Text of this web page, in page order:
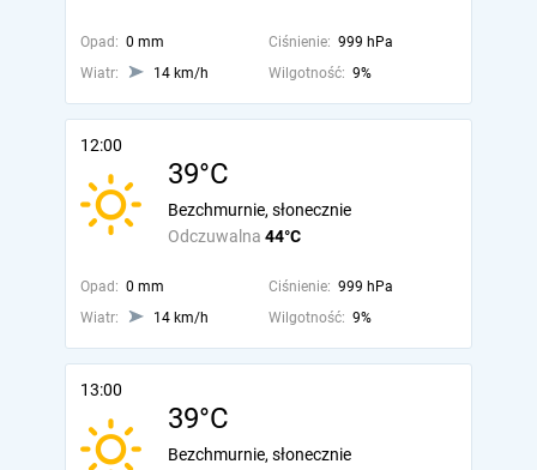
Opad: 0 mm Ciśnienie: 999 hPa
Wiatr:
14 km/h Wilgotność: 9%
12:00
39°C
Odczuwalna 44°C
Bezchmurnie, słonecznie
Opad: 0 mm Ciśnienie: 999 hPa
Wiatr:
14 km/h Wilgotność: 9%
13:00
39°C
Bezchmurnie, słonecznie